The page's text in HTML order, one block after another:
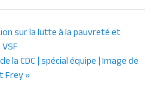
sur la lutte à la pauvreté et
la CDC | spécial équipe | Image de
Frey»